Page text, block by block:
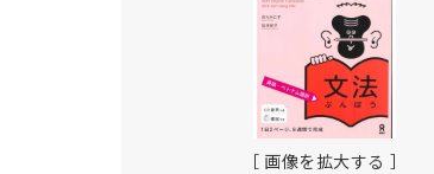
［ 画像を拡大する ］